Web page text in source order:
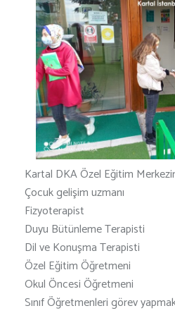
Kartal DKA Özel Eğitim
Çocuk gelişim uzmanı
Fizyoterapist
Duyu Bütünleme Terapisti
Dil ve Konuşma Terapisti
Özel Eğitim Öğretmeni
Okul Öncesi Öğretmeni
Sınıf Öğretmenleri görev